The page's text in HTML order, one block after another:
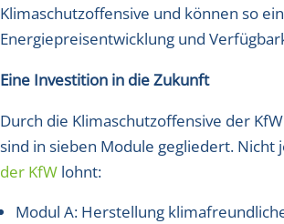
Klimaschutzoffensive und können so
Energiepreisentwicklung und
Eine Investition in die Zukunft
Durch die Klimaschutzoffensive der
sind in sieben Module gegliedert. Nicht
der KfW lohnt:
Modul A: Herstellung